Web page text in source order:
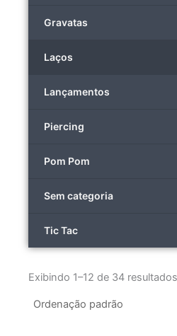
Gravatas
Laços
Lançamentos
Piercing
Pom Pom
Sem categoria
Tic Tac
Exibindo 1–12 de 34 resultados